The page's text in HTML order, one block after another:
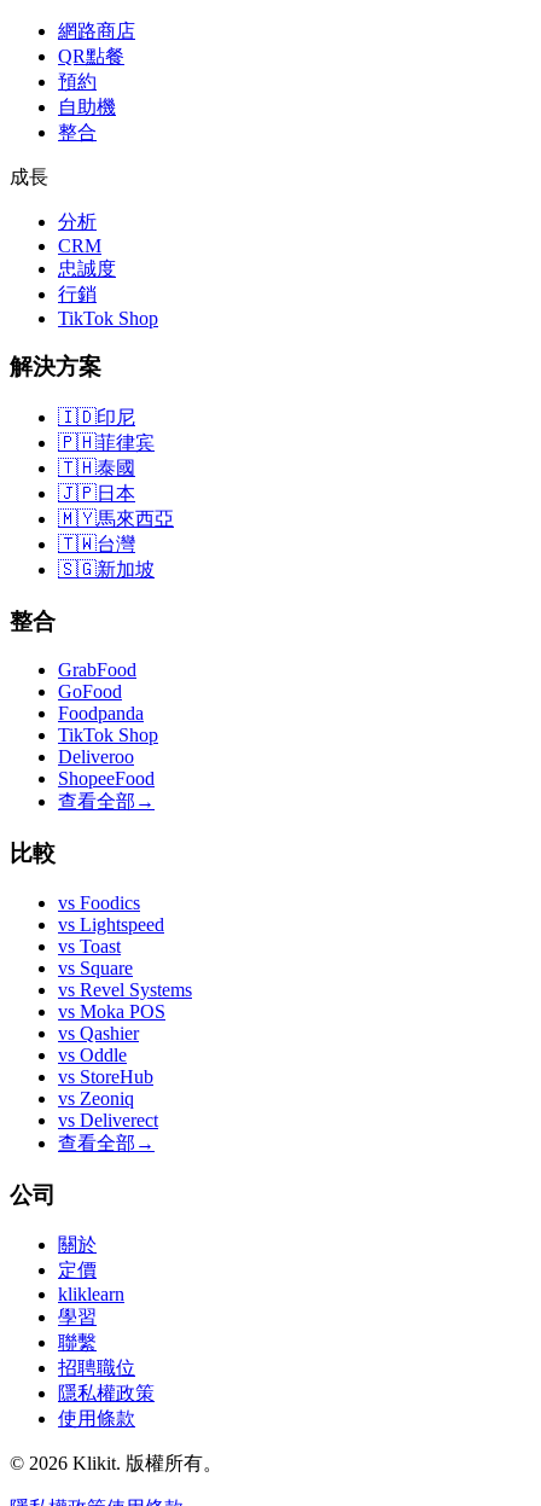
網路商店
QR點餐
預約
自助機
整合
成長
分析
CRM
忠誠度
行銷
TikTok Shop
解決方案
🇮🇩印尼
🇵🇭菲律宾
🇹🇭泰國
🇯🇵日本
🇲🇾馬來西亞
🇹🇼台灣
🇸🇬新加坡
整合
GrabFood
GoFood
Foodpanda
TikTok Shop
Deliveroo
ShopeeFood
查看全部 →
比較
vs Foodics
vs Lightspeed
vs Toast
vs Square
vs Revel Systems
vs Moka POS
vs Qashier
vs Oddle
vs StoreHub
vs Zeoniq
vs Deliverect
查看全部 →
公司
關於
定價
kliklearn
學習
聯繫
招聘職位
隱私權政策
使用條款
© 2026 Klikit. 版權所有。